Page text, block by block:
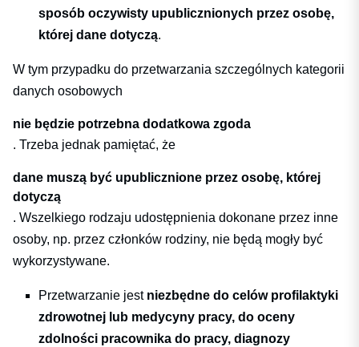
sposób oczywisty upublicznionych przez osobę,
której dane dotyczą.
W tym przypadku do przetwarzania szczególnych kategorii
danych osobowych
nie będzie potrzebna dodatkowa zgoda
. Trzeba jednak pamiętać, że
dane muszą być upublicznione przez osobę, której
dotyczą
. Wszelkiego rodzaju udostępnienia dokonane przez inne
osoby, np. przez członków rodziny, nie będą mogły być
wykorzystywane.
Przetwarzanie jest niezbędne do celów profilaktyki
zdrowotnej lub medycyny pracy, do oceny
zdolności pracownika do pracy, diagnozy